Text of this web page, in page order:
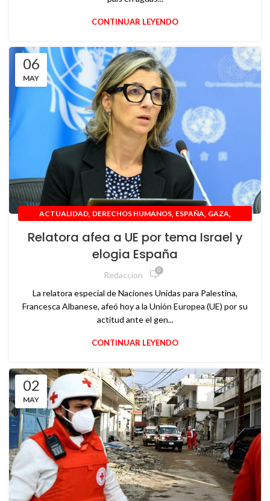
CONTINUAR LEYENDO
06
MAY
ACTUALIDAD, DERECHOS HUMANOS, ESPAÑA, GAZA,
Relatora afea a UE por tema Israel y
elogia España
Redaccion 0
La relatora especial de Naciones Unidas para Palestina,
Francesca Albanese, afeó hoy a la Unión Europea (UE) por su
actitud ante el gen...
CONTINUAR LEYENDO
02
MAY